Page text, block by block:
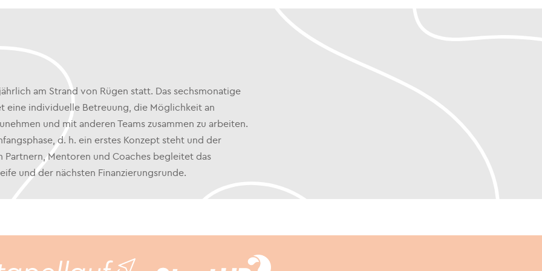
am Strand von Rügen statt. Das sechsmonatige
individuelle Betreuung, die Möglichkeit an
und mit anderen Teams zusammen zu arbeiten.
d. h. ein erstes Konzept steht und der
Mentoren und Coaches begleitet das
und der nächsten Finanzierungsrunde.